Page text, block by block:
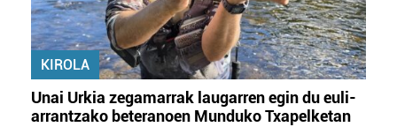
KIROLA
Unai Urkia zegamarrak laugarren egin du euli-
arrantzako beteranoen Munduko Txapelketan